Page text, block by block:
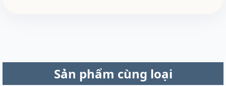
Sản phẩm cùng loại